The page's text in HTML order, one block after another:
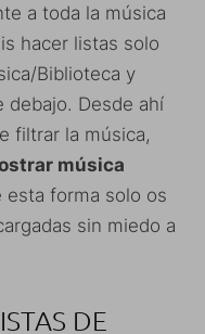
a toda la música
hacer listas solo
Biblioteca y
debajo. Desde ahí
filtrar la música,
música
esta forma solo os
sin miedo a
DE